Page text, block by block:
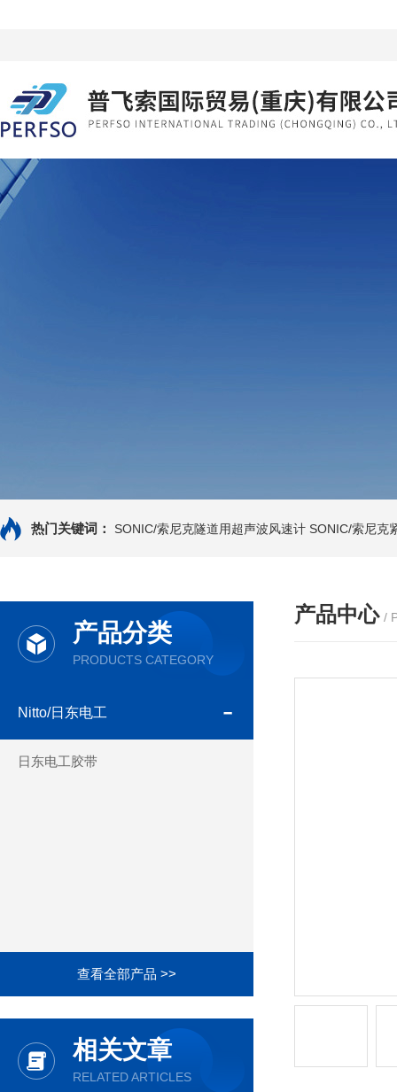
热门关键词： SONIC/索尼克隧道用超声波风速计 SONIC/索尼克
产品分类
PRODUCTS CATEGORY
Nitto/日东电工
日东电工胶带
查看全部产品 >>
相关文章
RELATED ARTICLES
产品中心 /